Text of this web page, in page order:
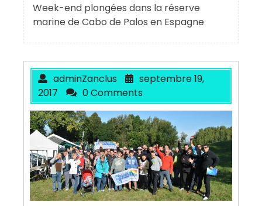
Week-end plongées dans la réserve
marine de Cabo de Palos en Espagne
adminZanclus
septembre 19,
2017
0 Comments